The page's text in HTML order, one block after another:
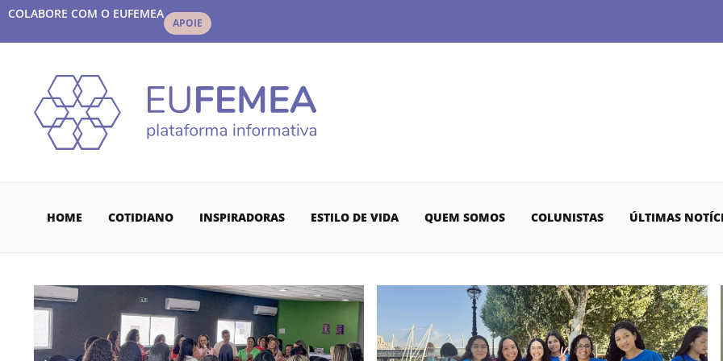
COLABORE COM O EUFEMEA
APOIE
HOME COTIDIANO INSPIRADORAS ESTILO DE VIDA QUEM SOMOS COLUNISTAS ÚLTIMAS